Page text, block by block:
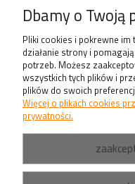
Dbamy o Twoją
Pliki cookies i pokrewne
działanie strony i
potrzeb. Możesz
wszystkich tych plików i
plików do swoich
Więcej o plikach cookies
prywatności.